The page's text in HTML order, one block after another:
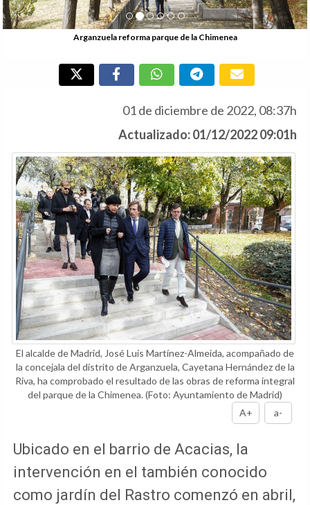
Arganzuela reforma parque de la Chimenea
01 de diciembre de 2022, 08:37h
Actualizado: 01/12/2022 09:01h
El alcalde de Madrid, José Luis Martínez-Almeida, acompañado de
la concejala del distrito de Arganzuela, Cayetana Hernández de la
Riva, ha comprobado el resultado de las obras de reforma integral
del parque de la Chimenea.(Foto: Ayuntamiento de Madrid)
A+
a-
Ubicado en el barrio de Acacias, la
intervención en el también conocido
como jardín del Rastro comenzó en abril,